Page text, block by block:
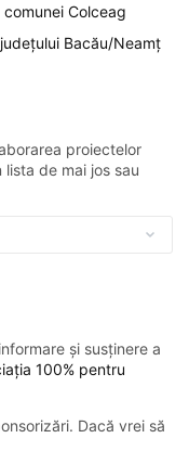
Colceag
Bacău/Neamț
proiectelor
de mai jos sau
și susținere a
100% pentru
Dacă vrei să